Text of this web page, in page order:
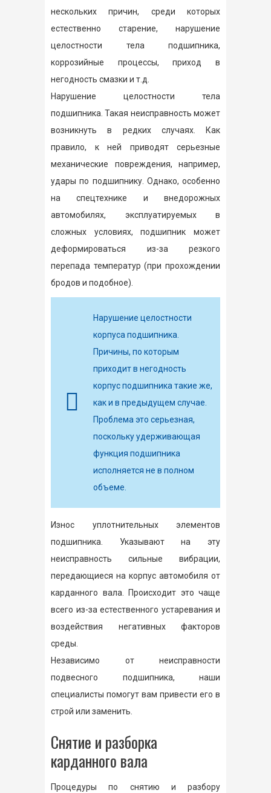
нескольких причин, среди которых
естественно старение, нарушение
целостности тела подшипника,
коррозийные процессы, приход в
негодность смазки и т.д.
Нарушение целостности тела
подшипника. Такая неисправность может
возникнуть в редких случаях. Как
правило, к ней приводят серьезные
механические повреждения, например,
удары по подшипнику. Однако, особенно
на спецтехнике и внедорожных
автомобилях, эксплуатируемых в
сложных условиях, подшипник может
деформироваться из-за резкого
перепада температур (при прохождении
бродов и подобное).
Нарушение целостности
корпуса подшипника.
Причины, по которым
приходит в негодность
корпус подшипника такие же,
как и в предыдущем случае.
Проблема это серьезная,
поскольку удерживающая
функция подшипника
исполняется не в полном
объеме.
Износ уплотнительных элементов
подшипника. Указывают на эту
неисправность сильные вибрации,
передающиеся на корпус автомобиля от
карданного вала. Происходит это чаще
всего из-за естественного устаревания и
воздействия негативных факторов
среды.
Независимо от неисправности
подвесного подшипника, наши
специалисты помогут вам привести его в
строй или заменить.
Снятие и разборка
карданного вала
Процедуры по снятию и разбору